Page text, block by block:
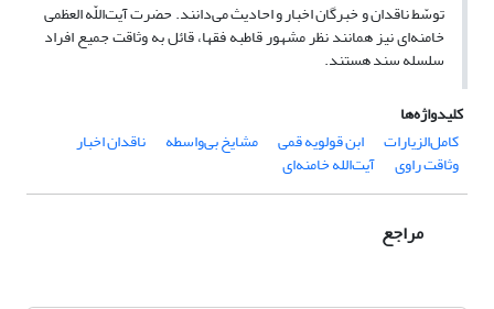
توسّط ناقدان و خبرگان اخبار و احادیث می‌دانند. حضرت آیت‌‌اللّه العظمی
خامنه‌ای نیز همانند نظر مشهور قاطبه‌ فقها، قائل به وثاقت جمیع افراد
سلسله‌ سند هستند.
کلیدواژه‌ها
کامل‌الزیارات
ابن قولویه قمی مشایخ بی‌واسطه ناقدان اخبار
وثاقت راوی آیت‌الله خامنه‌ای
مراجع